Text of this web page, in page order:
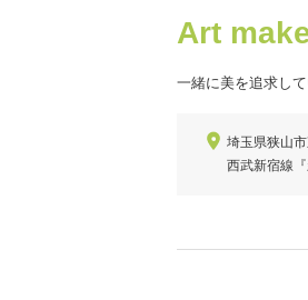
Art
一緒に美を追求して
埼玉県狭山
西武新宿線